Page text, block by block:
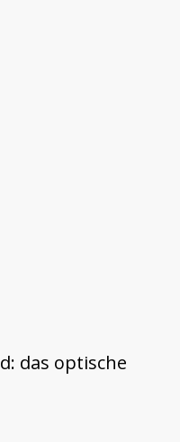
das optische